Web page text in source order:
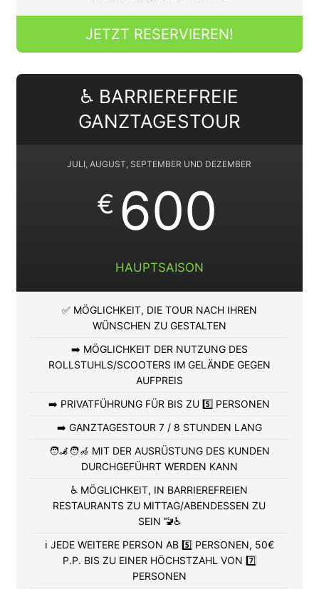
JETZT RESERVIEREN!
♿ BARRIEREFREIE
GANZTAGESTOUR
JULI, AUGUST, SEPTEMBER UND DEZEMBER
€ 600
HAUPTSAISON
✅ MÖGLICHKEIT, DIE TOUR NACH IHREN
WÜNSCHEN ZU GESTALTEN
➡️ MÖGLICHKEIT DER NUTZUNG DES
ROLLSTUHLS/SCOOTERS IM GELÄNDE GEGEN
AUFPREIS
➡️ PRIVATFÜHRUNG FÜR BIS ZU 5️⃣ PERSONEN
➡️ GANZTAGESTOUR 7 / 8 STUNDEN LANG
🧑‍🦼🧑‍🦽 MIT DER AUSRÜSTUNG DES KUNDEN
DURCHGEFÜHRT WERDEN KANN
♿ MÖGLICHKEIT, IN BARRIEREFREIEN
RESTAURANTS ZU MITTAG/ABENDESSEN ZU
SEIN 🚾♿
ℹ️ JEDE WEITERE PERSON AB 5️⃣ PERSONEN, 50€
P.P. BIS ZU EINER HÖCHSTZAHL VON 7️⃣
PERSONEN